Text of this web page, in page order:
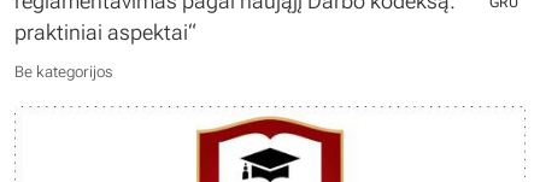
praktiniai aspektai“
Be kategorijos